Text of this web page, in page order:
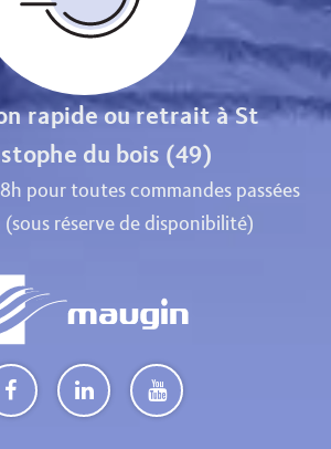
rapide ou retrait à St
du bois (49)
pour toutes commandes passées
réserve de disponibilité)